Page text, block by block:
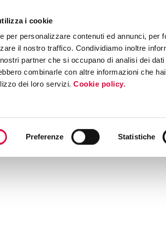
i cookie
per personalizzare contenuti ed annunci, per
il nostro traffico. Condividiamo inoltre
partner che si occupano di analisi dei
combinarle con altre informazioni che
dei loro servizi.Cookie policy.
Preferenze Statistiche